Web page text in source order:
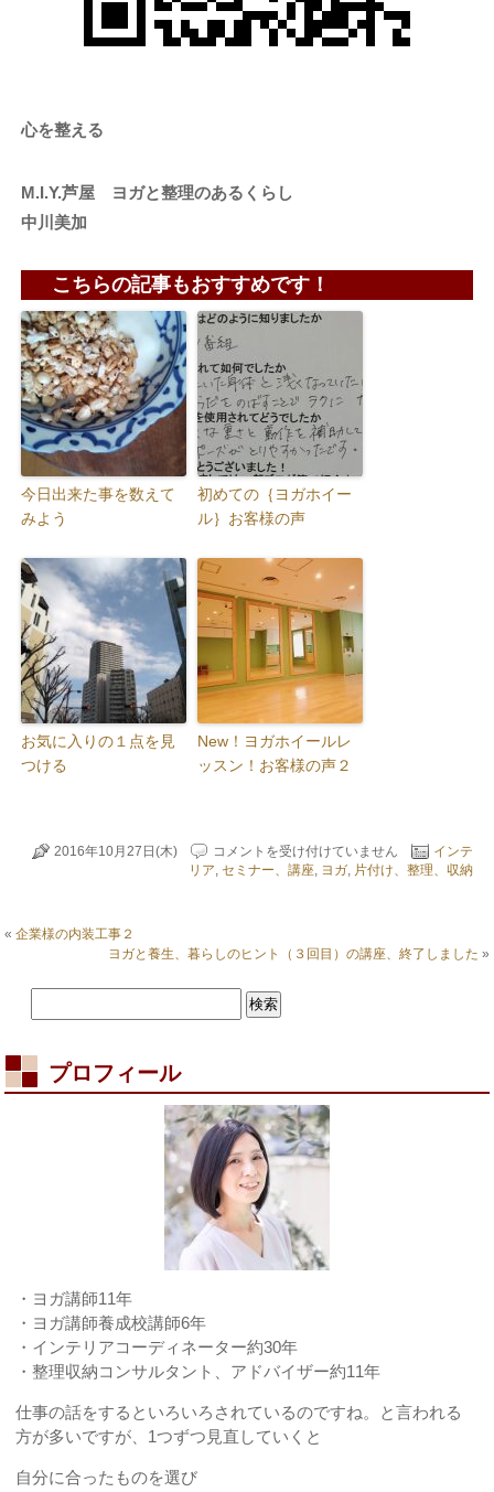
心を整える
M.I.Y.芦屋 ヨガと整理のあるくらし
中川美加
こちらの記事もおすすめです！
今日出来た事を数えて
みよう
初めての｛ヨガホイー
ル｝お客様の声
お気に入りの１点を見
つける
New！ヨガホイールレ
ッスン！お客様の声２
2016年10月27日(木)
ア
ー
ー
て？！
は
コメントを受け付けていません
インテ
リア セミナー、講座, ヨガ, 片付け、整理、収納
«企業様の内装工事２
ヨガと養生、暮らしのヒント（３回目）の講座、終了しました »
プロフィール
・ヨガ講師11年
・ヨガ講師養成校講師6年
・インテリアコーディネーター約30年
・整理収納コンサルタント、アドバイザー約11年
仕事の話をするといろいろされているのですね。と言われる
方が多いですが、1つずつ見直していくと
自分に合ったものを選び